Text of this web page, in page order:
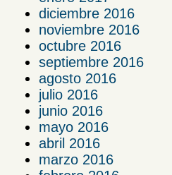
diciembre 2016
noviembre 2016
octubre 2016
septiembre 2016
agosto 2016
julio 2016
junio 2016
mayo 2016
abril 2016
marzo 2016